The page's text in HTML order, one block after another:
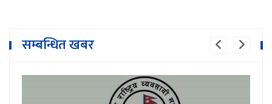
सम्बन्धित खबर